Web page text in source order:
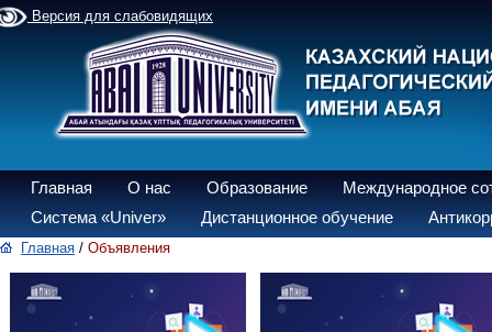
Версия для слабовидящих
Главная О нас Образование
Международное
Система «Univer»
Дистанционное обучение
Главная / Объявления